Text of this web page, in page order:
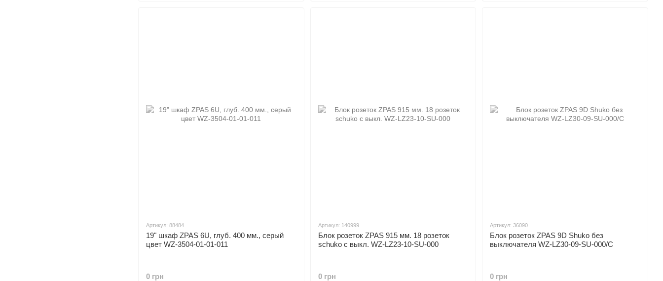
Артикул: 88484
19" шкаф ZPAS 6U, глуб. 400 мм., серый
цвет WZ-3504-01-01-011
0 грн
Артикул: 140999
Блок розеток ZPAS 915 мм. 18 розеток
schuko с выкл. WZ-LZ23-10-SU-000
0 грн
Артикул: 36090
Блок розеток ZPAS 9D Shuko без
выключателя WZ-LZ30-09-SU-000/C
0 грн